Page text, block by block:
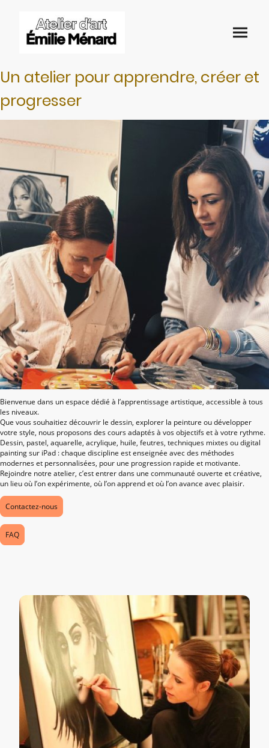
Un atelier pour apprendre, créer et
progresser
Bienvenue dans un espace dédié à l’apprentissage artistique, accessible à tous
les niveaux.
Que vous souhaitiez découvrir le dessin, explorer la peinture ou développer
votre style, nous proposons des cours adaptés à vos objectifs et à votre rythme.
Dessin, pastel, aquarelle, acrylique, huile, feutres, techniques mixtes ou digital
painting sur iPad : chaque discipline est enseignée avec des méthodes
modernes et personnalisées, pour une progression rapide et motivante.
Rejoindre notre atelier, c’est entrer dans une communauté ouverte et créative,
un lieu où l’on expérimente, où l’on apprend et où l’on avance avec plaisir.
Contactez-nous
FAQ